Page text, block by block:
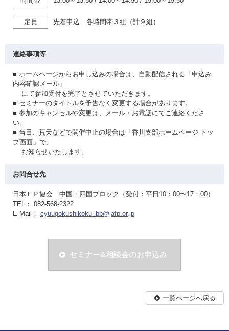
定員 先着申込 各時間帯３組（計９組）
連絡事項等
■ ホームページからお申し込みの場合は、自動配信される「申込み
内容確認メール」
にて参加受付を完了とさせていただきます。
■ セミナーのタイトルを予告なく変更する場合があります。
■ 参加のキャンセルや変更は、メール・お電話にてご連絡くださ
い。
■ 当日、荒天などで開催中止の場合は「香川支部ホームページ トッ
プ画面」で、
お知らせいたします。
お問合せ先
日本ＦＰ協会 中国・四国ブロック（受付：平日10：00〜17：00）
TEL： 082-568-2322
E-Mail： cyuugokushikoku_bb@jafp.or.jp
セミナー&相談会のお申込み
一覧ページへ戻る